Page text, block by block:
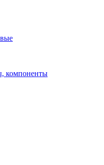
компоненты